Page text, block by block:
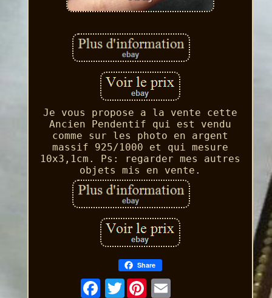
Je vous propose a la vente cette
Ancien Pendentif qui est vendu
comme sur les photo en argent
massif 925/1000 et qui mesure
10x3,1cm. Ps: regarder mes autres
objets mis en vente.
Share
Twitter